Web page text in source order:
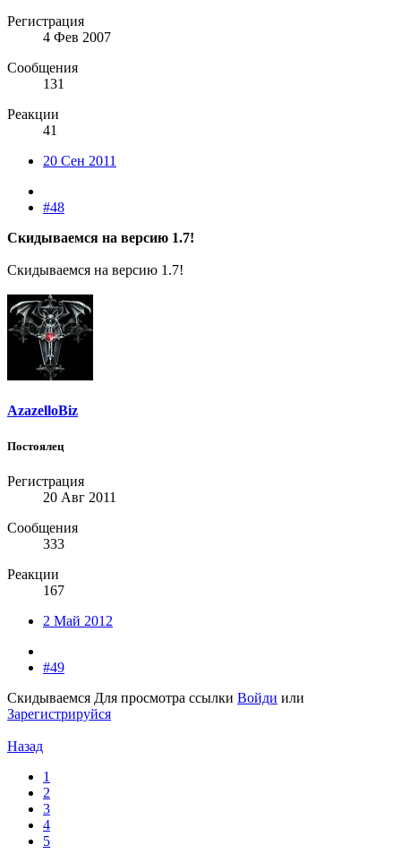
Регистрация
4 Фев 2007
Сообщения
131
Реакции
41
20 Сен 2011
#48
Скидываемся на версию 1.7!
Скидываемся на версию 1.7!
AzazelloBiz
Постоялец
Регистрация
20 Авг 2011
Сообщения
333
Реакции
167
2 Май 2012
#49
Скидываемся Для просмотра ссылки Войди или
Зарегистрируйся
Назад
1
2
3
4
5